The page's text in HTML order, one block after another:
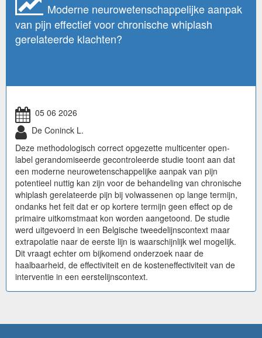
Moderne neurowetenschappelijke aanpak
van pijn effectief voor chronische whiplash
gerelateerde klachten?
05 06 2026
De Coninck L.
Deze methodologisch correct opgezette multicenter open-
label gerandomiseerde gecontroleerde studie toont aan dat
een moderne neurowetenschappelijke aanpak van pijn
potentieel nuttig kan zijn voor de behandeling van chronische
whiplash gerelateerde pijn bij volwassenen op lange termijn,
ondanks het feit dat er op kortere termijn geen effect op de
primaire uitkomstmaat kon worden aangetoond. De studie
werd uitgevoerd in een Belgische tweedelijnscontext maar
extrapolatie naar de eerste lijn is waarschijnlijk wel mogelijk.
Dit vraagt echter om bijkomend onderzoek naar de
haalbaarheid, de effectiviteit en de kosteneffectiviteit van de
interventie in een eerstelijnscontext.